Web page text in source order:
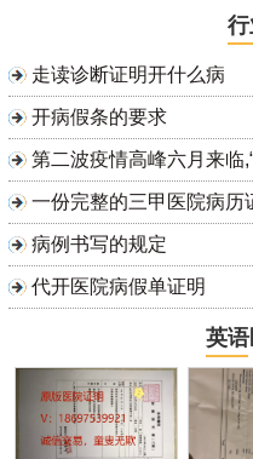
走读诊断证明开什么病
开病假条的要求
第二波疫情高峰六月来临
一份完整的三甲医院病历
病例书写的规定
代开医院病假单证明
英语